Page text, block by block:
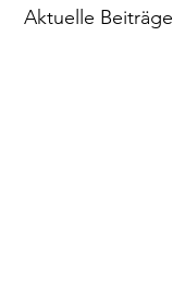
Aktuelle Beiträge